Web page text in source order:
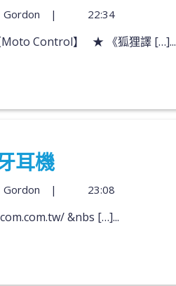
Gordon | 22:34
Moto Control】 ★ 《狐狸譯 […]...
耳機
Gordon | 23:08
&nbs […]...